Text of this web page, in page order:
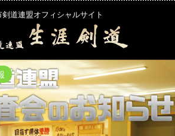
剣道連盟オフィシャルサイト